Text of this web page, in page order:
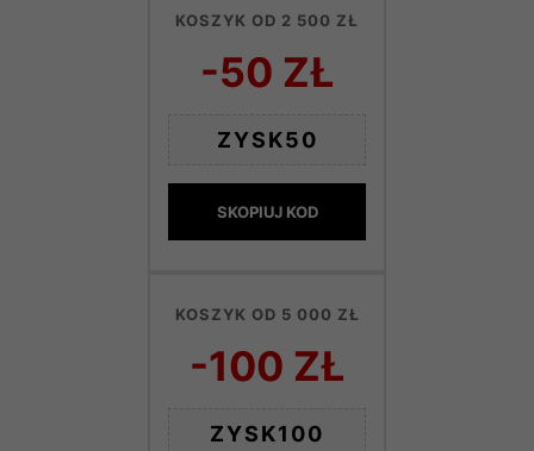
KOSZYK OD 2 500 ZŁ
-50 ZŁ
ZYSK50
SKOPIUJ KOD
KOSZYK OD 5 000 ZŁ
-100 ZŁ
ZYSK100